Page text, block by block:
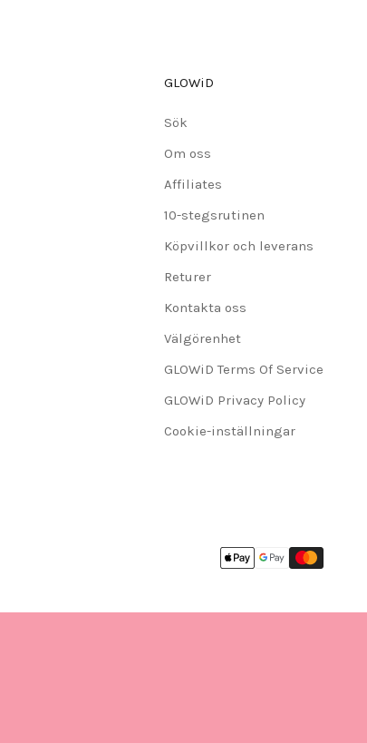
GLOWiD
Sök
Om oss
Affiliates
10-stegsrutinen
Köpvillkor och leverans
Returer
Kontakta oss
Välgörenhet
GLOWiD Terms Of Service
GLOWiD Privacy Policy
Cookie-inställningar